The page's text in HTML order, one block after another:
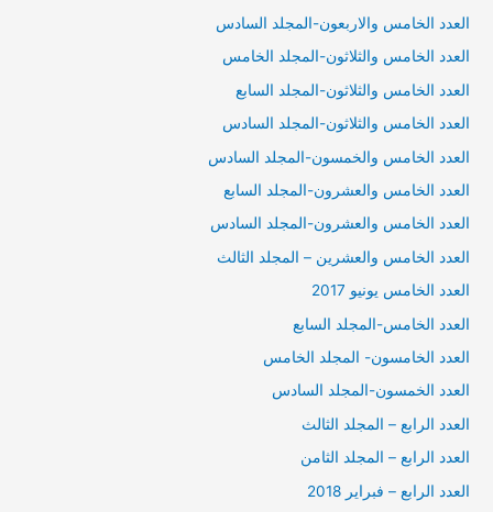
العدد الخامس والاربعون-المجلد السادس
العدد الخامس والثلاثون-المجلد الخامس
العدد الخامس والثلاثون-المجلد السابع
العدد الخامس والثلاثون-المجلد السادس
العدد الخامس والخمسون-المجلد السادس
العدد الخامس والعشرون-المجلد السابع
العدد الخامس والعشرون-المجلد السادس
العدد الخامس والعشرين – المجلد الثالث
العدد الخامس يونيو 2017
العدد الخامس-المجلد السابع
العدد الخامسون- المجلد الخامس
العدد الخمسون-المجلد السادس
العدد الرابع – المجلد الثالث
العدد الرابع – المجلد الثامن
العدد الرابع – فبراير 2018